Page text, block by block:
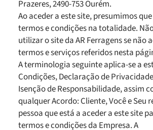
Prazeres, 2490-753 Ourém.
Ao aceder a este site, presumimos
termos e condições na totalidade.
utilizar o site da AR Ferragens se não
termos e serviços referidos nesta
A terminologia seguinte aplica-se a
Condições, Declaração de
Isenção de Responsabilidade, assim
qualquer Acordo: Cliente, Você e Seu
pessoa que está a aceder a este site
termos e condições da Empresa. A